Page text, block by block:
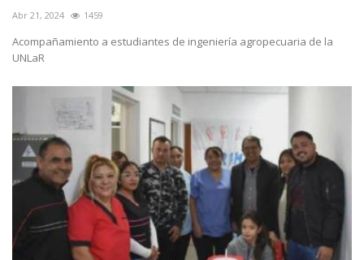
Abr 21, 2024 1459
Acompañamiento a estudiantes de ingeniería agropecuaria de la
UNLaR